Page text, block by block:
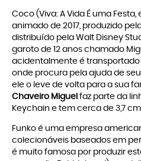
Coco (Viva: A Vida É uma
animado de 2017, produzido
distribuído pela Walt Disney
garoto de 12 anos chamado
acidentalmente é transportado
onde procura pela ajuda de
ele o leve de volta para a sua
Chaveiro Miguel faz parte da
Keychain e tem cerca de 3,7
Funko é uma empresa
colecionáveis baseados em
é muito famosa por produzir